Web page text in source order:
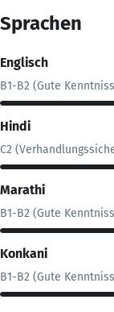
Sprachen
Englisch
B1-B2 (Gute
Hindi
C2
Marathi
B1-B2 (Gute
Konkani
B1-B2 (Gute